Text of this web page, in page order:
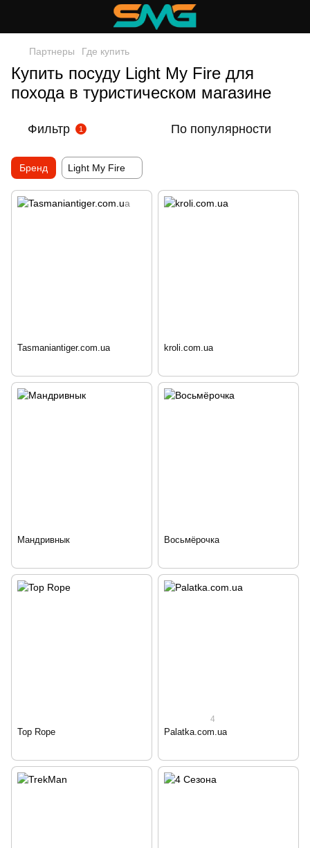
Партнеры Где купить
Купить посуду Light My Fire для
похода в туристическом магазине
Фильтр 1 По популярности
Бренд Light My Fire
Tasmaniantiger.com.ua kroli.com.ua
Мандривнык Восьмёрочка
Top Rope
4
Palatka.com.ua